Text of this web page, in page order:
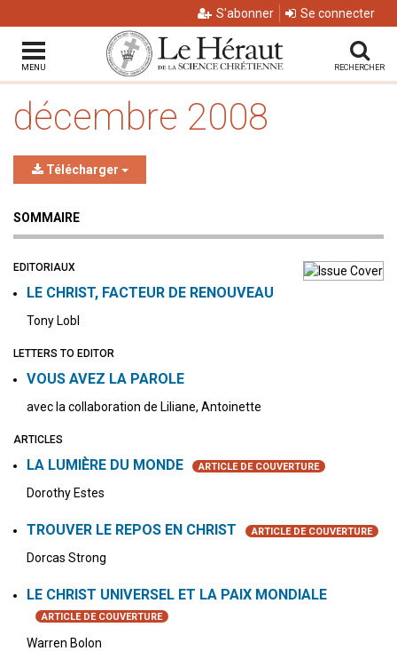
S'abonner Se connecter
MENU RECHERCHER
décembre 2008
Télécharger
SOMMAIRE
EDITORIAUX
LE CHRIST, FACTEUR DE RENOUVEAU
Tony Lobl
LETTERS TO EDITOR
VOUS AVEZ LA PAROLE
avec la collaboration de Liliane, Antoinette
ARTICLES
LA LUMIÈRE DU MONDE ARTICLE DE COUVERTURE
Dorothy Estes
TROUVER LE REPOS EN CHRIST ARTICLE DE COUVERTURE
Dorcas Strong
LE CHRIST UNIVERSEL ET LA PAIX MONDIALE
ARTICLE DE COUVERTURE
Warren Bolon